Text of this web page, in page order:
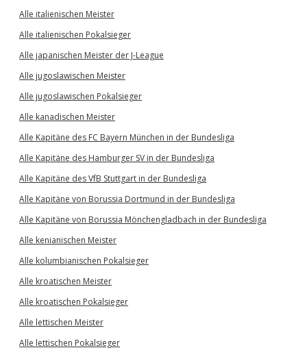
Alle italienischen Meister
Alle italienischen Pokalsieger
Alle japanischen Meister der J-League
Alle jugoslawischen Meister
Alle jugoslawischen Pokalsieger
Alle kanadischen Meister
Alle Kapitäne des FC Bayern München in der Bundesliga
Alle Kapitäne des Hamburger SV in der Bundesliga
Alle Kapitäne des VfB Stuttgart in der Bundesliga
Alle Kapitäne von Borussia Dortmund in der Bundesliga
Alle Kapitäne von Borussia Mönchengladbach in der Bundesliga
Alle kenianischen Meister
Alle kolumbianischen Pokalsieger
Alle kroatischen Meister
Alle kroatischen Pokalsieger
Alle lettischen Meister
Alle lettischen Pokalsieger